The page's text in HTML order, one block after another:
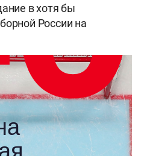
в хотя бы
России на